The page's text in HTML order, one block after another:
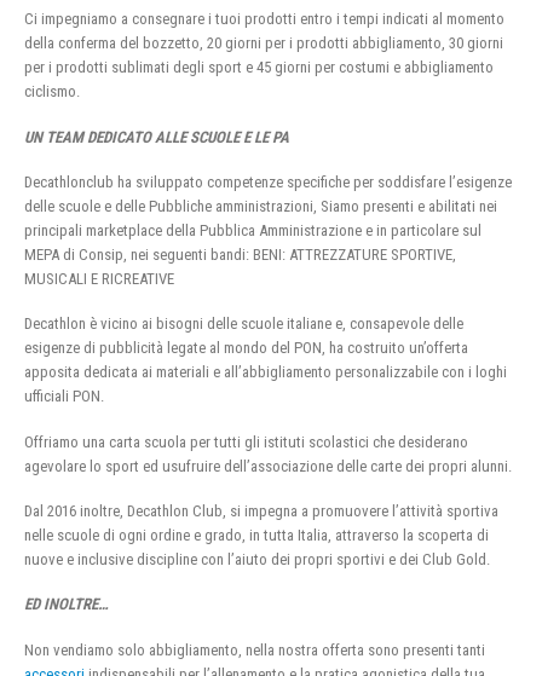
Ci impegniamo a consegnare i tuoi prodotti entro i tempi indicati al momento
della conferma del bozzetto, 20 giorni per i prodotti abbigliamento, 30 giorni
per i prodotti sublimati degli sport e 45 giorni per costumi e abbigliamento
ciclismo.
UN TEAM DEDICATO ALLE SCUOLE E LE PA
Decathlonclub ha sviluppato competenze specifiche per soddisfare l’esigenze
delle scuole e delle Pubbliche amministrazioni, Siamo presenti e abilitati nei
principali marketplace della Pubblica Amministrazione e in particolare sul
MEPA di Consip, nei seguenti bandi: BENI: ATTREZZATURE SPORTIVE,
MUSICALI E RICREATIVE
Decathlon è vicino ai bisogni delle scuole italiane e, consapevole delle
esigenze di pubblicità legate al mondo del PON, ha costruito un’offerta
apposita dedicata ai materiali e all’abbigliamento personalizzabile con i loghi
ufficiali PON.
Offriamo una carta scuola per tutti gli istituti scolastici che desiderano
agevolare lo sport ed usufruire dell’associazione delle carte dei propri alunni.
Dal 2016 inoltre, Decathlon Club, si impegna a promuovere l’attività sportiva
nelle scuole di ogni ordine e grado, in tutta Italia, attraverso la scoperta di
nuove e inclusive discipline con l’aiuto dei propri sportivi e dei Club Gold.
ED INOLTRE…
Non vendiamo solo abbigliamento, nella nostra offerta sono presenti tanti